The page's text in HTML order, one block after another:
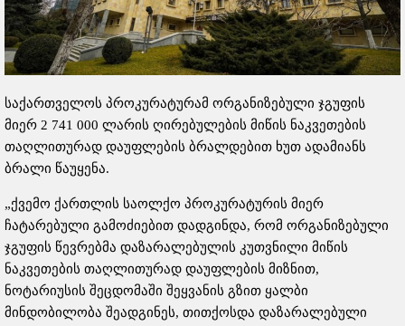
საქართველოს პროკურატურამ ორგანიზებული ჯგუფის
მიერ 2 741 000 ლარის ღირებულების მიწის ნაკვეთების
თაღლითურად დაუფლების ბრალდებით ხუთ ადამიანს
ბრალი წაუყენა.
„ქვემო ქართლის საოლქო პროკურატურის მიერ
ჩატარებული გამოძიებით დადგინდა, რომ ორგანიზებული
ჯგუფის წევრებმა დაზარალებულის კუთვნილი მიწის
ნაკვეთების თაღლითურად დაუფლების მიზნით,
ნოტარიუსის შეცდომაში შეყვანის გზით ყალბი
მინდობილობა შეადგინეს, თითქოსდა დაზარალებული